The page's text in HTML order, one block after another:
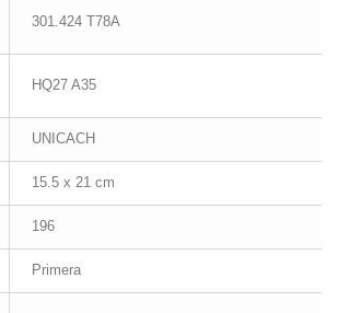
301.424 T78A
HQ27 A35
UNICACH
15.5 x 21 cm
196
Primera